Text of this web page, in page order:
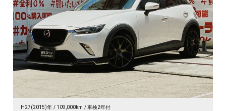
H27(2015)年 109,000km 車検2年付